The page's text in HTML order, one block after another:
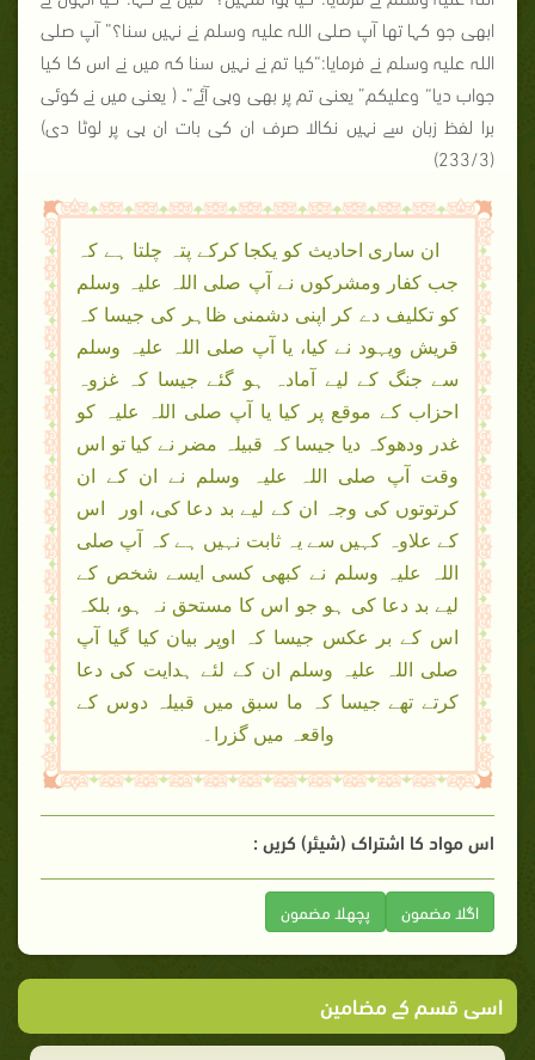
ابھی جو کہا تھا آپ صلی اللہ علیہ وسلم نے نہیں سنا؟” آپ صلی
اللہ علیہ وسلم نے فرمایا:“کیا تم نے نہیں سنا کہ میں نے اس کا کیا
جواب دیا“ وعلیکم” یعنی تم پر بھی وہی آئے”۔ ( یعنی میں نے کوئی
برا لفظ زبان سے نہیں نکالا صرف ان کی بات ان ہی پر لوٹا دی)
(233/3)
ان ساری احادیث کو یکجا کرکے پتہ چلتا ہے کہ
جب کفار ومشرکوں نے آپ صلی اللہ علیہ وسلم
کو تکلیف دے کر اپنی دشمنی ظاہر کی جیسا کہ
قریش ویہود نے کیا، یا آپ صلی اللہ علیہ وسلم
سے جنگ کے لیے آمادہ ہو گئے جیسا کہ غزوہ
احزاب کے موقع پر کیا یا آپ صلی اللہ علیہ کو
غدر ودھوکہ دیا جیسا کہ قبیلہ مضر نے کیا تو اس
وقت آپ صلی اللہ علیہ وسلم نے ان کے ان
کرتوتوں کی وجہ ان کے لیے بد دعا کی، اور اس
کے علاوہ کہیں سے یہ ثابت نہیں ہے کہ آپ صلی
اللہ علیہ وسلم نے کبھی کسی ایسے شخص کے
لیے بد دعا کی ہو جو اس کا مستحق نہ ہو، بلکہ
اس کے بر عکس جیسا کہ اوپر بیان کیا گیا آپ
صلی اللہ علیہ وسلم ان کے لئے ہدایت کی دعا
کرتے تھے جیسا کہ ما سبق میں قبیلہ دوس کے
واقعہ میں گزرا۔
اس مواد کا اشتراک (شیئر) کریں :
پچھلا مضمون اگلا مضمون
اسی قسم کے مضامین